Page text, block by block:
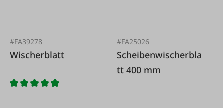
#FA39278
Wischerblatt
#FA25026
Scheibenwischerbla
tt 400 mm